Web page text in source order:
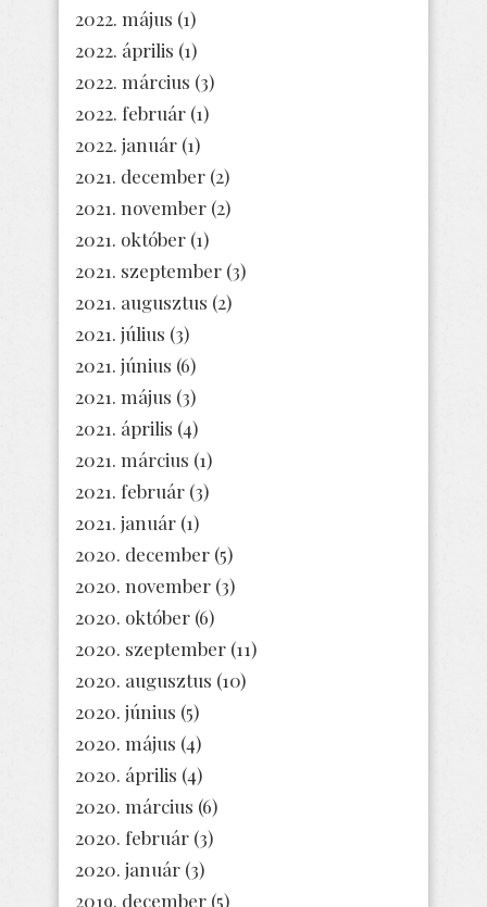
2022. május (1)
2022. április (1)
2022. március (3)
2022. február (1)
2022. január (1)
2021. december (2)
2021. november (2)
2021. október (1)
2021. szeptember (3)
2021. augusztus (2)
2021. július (3)
2021. június (6)
2021. május (3)
2021. április (4)
2021. március (1)
2021. február (3)
2021. január (1)
2020. december (5)
2020. november (3)
2020. október (6)
2020. szeptember (11)
2020. augusztus (10)
2020. június (5)
2020. május (4)
2020. április (4)
2020. március (6)
2020. február (3)
2020. január (3)
2019. december (5)